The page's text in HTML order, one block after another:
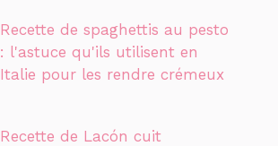
Recette de spaghettis au pesto
: l'astuce qu'ils utilisent en
Italie pour les rendre crémeux
Recette de Lacón cuit